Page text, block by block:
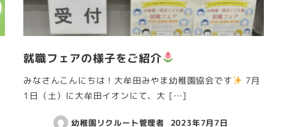
就職フェアの様子をご紹介
みなさんこんにちは！大牟田みやま幼稚園協会です
7月
1日（土）に大牟田イオンにて、大 […]
幼稚園リクルート管理者 2023年7月7日